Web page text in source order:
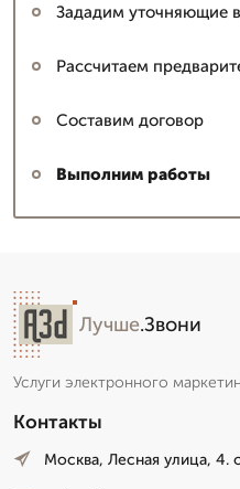
Зададим уточняющие
Рассчитаем
Составим договор
Выполним работы
Лучше.Звони
Услуги электронного
Контакты
Москва, Лесная улица, 4.